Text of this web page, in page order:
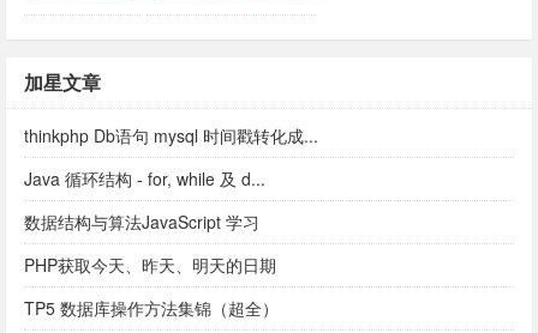
加星文章
thinkphp Db语句 mysql 时间戳转化成...
Java 循环结构 - for, while 及 d...
数据结构与算法JavaScript 学习
PHP获取今天、昨天、明天的日期
TP5 数据库操作方法集锦（超全）